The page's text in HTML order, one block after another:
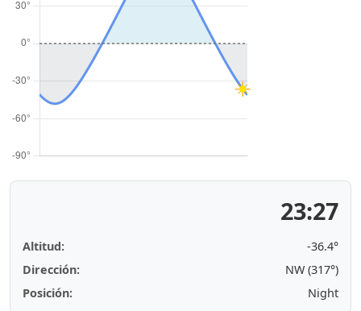
23:27
Altitud:
-36.4°
Dirección:
NW (317°)
Posición:
Night